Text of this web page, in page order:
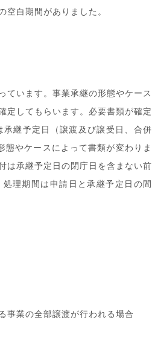
白期間がありました。
います。事業承継の形態やケース
定してもらいます。必要書類が確定
継予定日（譲渡及び譲受日、合併
やケースによって書類が変わりま
は承継予定日の閉庁日を含まない前
理期間は申請日と承継予定日の間
事業の全部譲渡が行われる場合